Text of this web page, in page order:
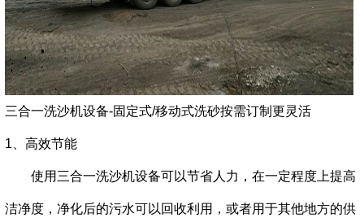
三合一洗沙机设备-固定式/移动式洗砂按需订制更灵活
1、高效节能
使用三合一洗沙机设备可以节省人力，在一定程度上提高
洁净度，净化后的污水可以回收利用，或者用于其他地方的供